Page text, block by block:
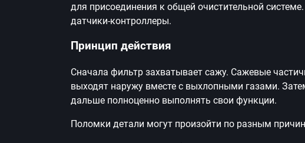
для присоединения к общей очистительной
датчики-контроллеры.
Принцип действия
Сначала фильтр захватывает сажу. Сажевые
выходят наружу вместе с выхлопными газами.
дальше полноценно выполнять свои функции.
Поломки детали могут произойти по разным